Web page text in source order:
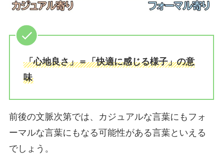
「心地良さ」＝「快適に感じる様子」の意
味
前後の文脈次第では、カジュアルな言葉にもフォ
ーマルな言葉にもなる可能性がある言葉といえる
でしょう。